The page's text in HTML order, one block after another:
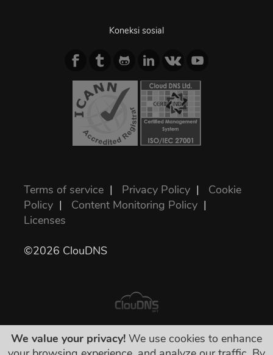
Koneksi sosial
Terms of service | Privacy Policy | Cookie
Policy | Content Monitoring Policy |
Licenses
©2026 ClouDNS
Semua harga sudah final dan termasuk
We value your privacy! We use cookies to enhance